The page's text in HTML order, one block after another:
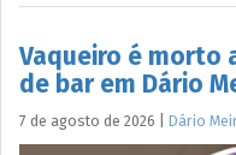
Vaqueiro é morto
de bar em Dário
7 de agosto de 2026 Dário